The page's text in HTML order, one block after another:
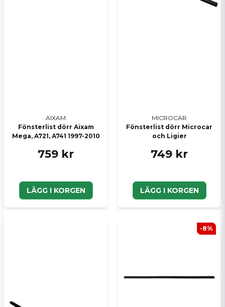
AIXAM
Fönsterlist dörr Aixam
Mega, A721, A741 1997-2010
759 kr
LÄGG I KORGEN
MICROCAR
Fönsterlist dörr Microcar
och Ligier
749 kr
LÄGG I KORGEN
-8%